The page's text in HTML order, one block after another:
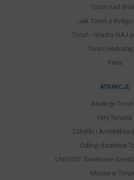
Toruń nad
Jak Toruń z
Toruń - miasto NAJ-
Toruń
Varia
ATRAKCJE
Atrakcje
Hity Torunia
Zabytki i
Odkryj dzielnice
UNESCO: Światowe
Muzea w